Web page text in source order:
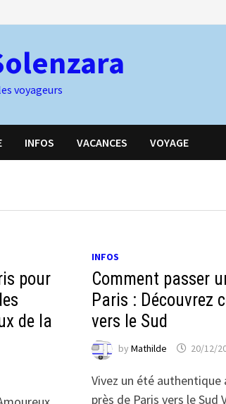
voyageurs
INFOS VACANCES VOYAGE
pour
de la
INFOS
Comment passer
Paris : Découvrez
vers le Sud
by Mathilde 20/12/
Vivez un été authentique
près de Paris vers le